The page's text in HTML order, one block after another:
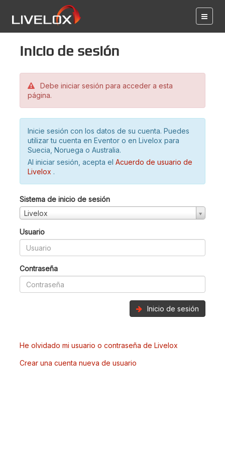
Inicio de sesión
Debe iniciar sesión para acceder a esta
página.
Inicie sesión con los datos de su cuenta. Puedes
utilizar tu cuenta en Eventor o en Livelox para
Suecia, Noruega o Australia.
Al iniciar sesión, acepta el Acuerdo de usuario de
Livelox .
Sistema de inicio de sesión
Livelox
Usuario
Contraseña
Inicio de sesión
He olvidado mi usuario o contraseña de Livelox
Crear una cuenta nueva de usuario